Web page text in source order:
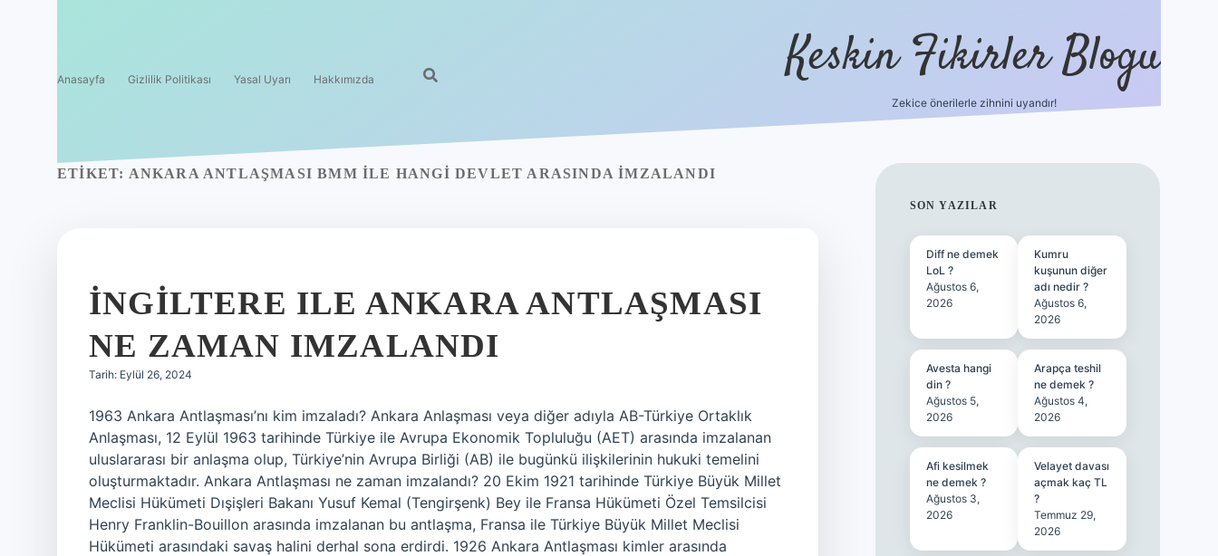
Anasayfa Gizlilik Politikası Yasal Uyarı Hakkımızda Keskin Fikirler Blogu
Zekice önerilerle zihnini uyandır!
ETIKET: ANKARA ANTLAŞMASI BMM ILE HANGI DEVLET ARASINDA IMZALANDI
İNGILTERE ILE ANKARA ANTLAŞMASI
NE ZAMAN IMZALANDI
Tarih: Eylül 26, 2024
1963 Ankara Antlaşması’nı kim imzaladı? Ankara Anlaşması veya diğer adıyla AB-Türkiye Ortaklık
Anlaşması, 12 Eylül 1963 tarihinde Türkiye ile Avrupa Ekonomik Topluluğu (AET) arasında imzalanan
uluslararası bir anlaşma olup, Türkiye’nin Avrupa Birliği (AB) ile bugünkü ilişkilerinin hukuki temelini
oluşturmaktadır. Ankara Antlaşması ne zaman imzalandı? 20 Ekim 1921 tarihinde Türkiye Büyük Millet
Meclisi Hükümeti Dışişleri Bakanı Yusuf Kemal (Tengirşenk) Bey ile Fransa Hükümeti Özel Temsilcisi
Henry Franklin-Bouillon arasında imzalanan bu antlaşma, Fransa ile Türkiye Büyük Millet Meclisi
Hükümeti arasındaki savaş halini derhal sona erdirdi. 1926 Ankara Antlaşması kimler arasında
SIDEBAR
SON YAZILAR
Diff ne demek
LoL ?
Ağustos 6,
2026
Kumru
kuşunun diğer
adı nedir ?
Ağustos 6,
2026
Avesta hangi
din ?
Ağustos 5,
2026
Arapça teshil
ne demek ?
Ağustos 4,
2026
Afi kesilmek
ne demek ?
Ağustos 3,
2026
Velayet davası
açmak kaç TL
?
Temmuz 29,
2026
vdcasinogir.net